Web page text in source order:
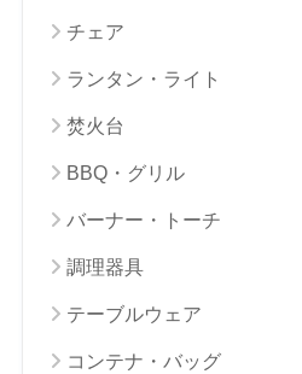
チェア
ランタン・ライト
焚火台
BBQ・グリル
バーナー・トーチ
調理器具
テーブルウェア
コンテナ・バッグ